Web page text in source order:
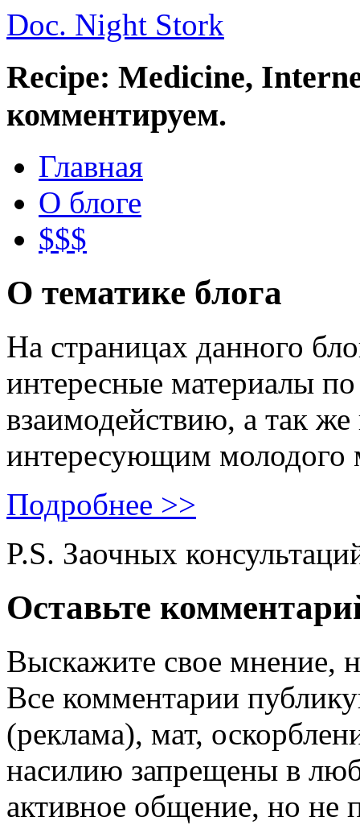
Doc. Night Stork
Recipe: Medicine,
комментируем.
Главная
О блоге
$$$
О тематике блога
На страницах данного
интересные материалы
взаимодействию, а так
интересующим молодого
Подробнее >>
P.S. Заочных
Оставьте
Выскажите свое мнение,
Все комментарии
(реклама), мат,
насилию запрещены в
активное общение, но не